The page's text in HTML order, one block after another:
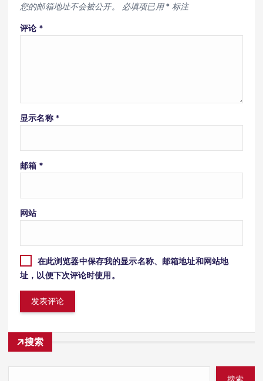
您的邮箱地址不会被公开。 必填项已用* 标注
评论 *
显示名称 *
邮箱 *
网站
在此浏览器中保存我的显示名称、邮箱地址和网站地
址，以便下次评论时使用。
搜索